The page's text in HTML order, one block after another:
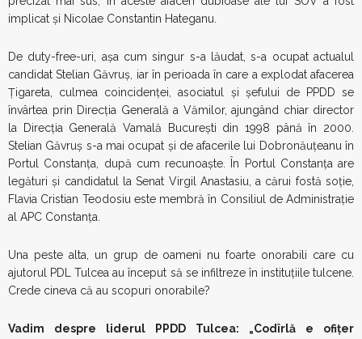
implicat și Nicolae Constantin Hateganu.
De duty-free-uri, așa cum singur s-a lăudat, s-a ocupat actualul
candidat Stelian Găvruș, iar în perioada în care a explodat afacerea
Țigareta, culmea coincidenței, asociatul și șefului de PPDD se
învârtea prin Direcția Generală a Vămilor, ajungând chiar director
la Direcția Generală Vamală București din 1998 până în 2000.
Stelian Găvruș s-a mai ocupat și de afacerile lui Dobronăuțeanu în
Portul Constanța, după cum recunoaște. În Portul Constanța are
legături și candidatul la Senat Virgil Anastasiu, a cărui fostă soție,
Flavia Cristian Teodosiu este membră în Consiliul de Administrație
al APC Constanța.
Una peste alta, un grup de oameni nu foarte onorabili care cu
ajutorul PDL Tulcea au început să se infiltreze în instituțiile tulcene.
Crede cineva că au scopuri onorabile?
Vadim despre liderul PPDD Tulcea: „Codîrlă e ofiţer